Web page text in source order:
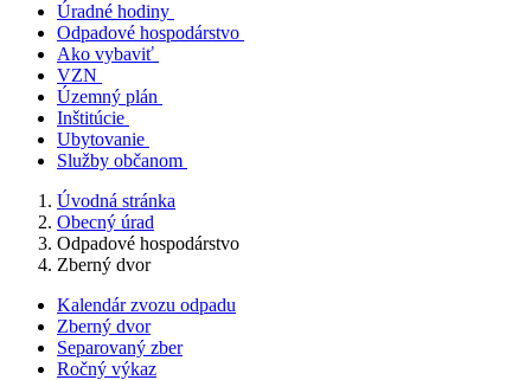
Úradné hodiny
Odpadové hospodárstvo
Ako vybaviť
VZN
Územný plán
Inštitúcie
Ubytovanie
Služby občanom
Úvodná stránka
Obecný úrad
Odpadové hospodárstvo
Zberný dvor
Kalendár zvozu odpadu
Zberný dvor
Separovaný zber
Ročný výkaz